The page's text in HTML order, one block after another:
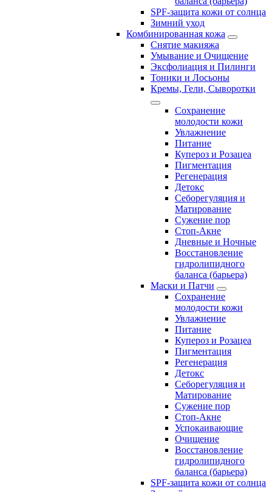
SPF-защита кожи от солнца
Зимний уход
Комбинированная кожа
Снятие макияжа
Умывание и Очищение
Эксфолиация и Пилинги
Тоники и Лосьоны
Кремы, Гели, Сыворотки
Сохранение
молодости кожи
Увлажнение
Питание
Купероз и Розацеа
Пигментация
Регенерация
Детокс
Себорегуляция и
Матирование
Сужение пор
Стоп-Акне
Дневные и Ночные
Восстановление
гидролипидного
баланса (барьера)
Маски и Патчи
Сохранение
молодости кожи
Увлажнение
Питание
Купероз и Розацеа
Пигментация
Регенерация
Детокс
Себорегуляция и
Матирование
Сужение пор
Стоп-Акне
Успокаивающие
Очищение
Восстановление
гидролипидного
баланса (барьера)
SPF-защита кожи от солнца